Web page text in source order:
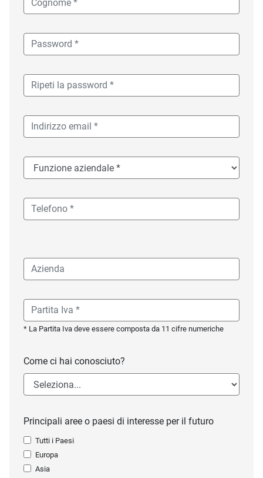
* La Partita Iva deve essere composta da 11 cifre numeriche
Come ci hai conosciuto?
Principali aree o paesi di interesse per il futuro
Tutti i Paesi
Europa
Asia